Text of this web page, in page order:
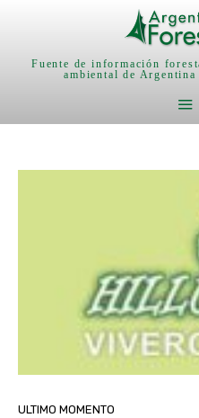
Fuente de información
ambiental de
ULTIMO MOMENTO